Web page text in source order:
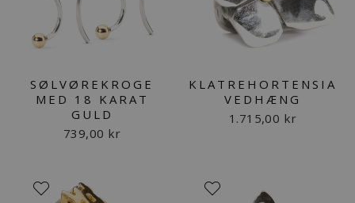
SØLVØREKROGE
MED 18 KARAT
GULD
739,00 kr
KLATREHORTENSIA
VEDHÆNG
1.715,00 kr